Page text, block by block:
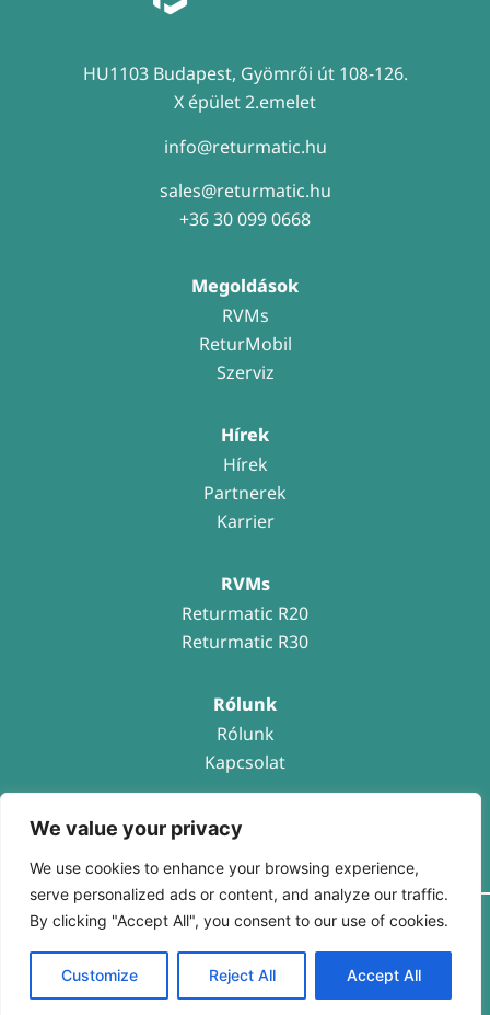
We value your privacy
We use cookies to enhance your browsing experience,
serve personalized ads or content, and analyze our traffic.
By clicking "Accept All", you consent to our use of cookies.
Customize Reject All Accept All
HU1103 Budapest, Gyömrői út 108-126.
X épület 2.emelet
info@returmatic.hu
sales@returmatic.hu
+36 30 099 0668
Megoldások
RVMs
ReturMobil
Szerviz
Hírek
Hírek
Partnerek
Karrier
RVMs
Returmatic R20
Returmatic R30
Rólunk
Rólunk
Kapcsolat
Adatkezelési tájékoztató
Visszaélés bejelentése